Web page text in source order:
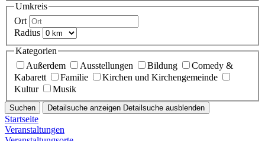
Umkreis
Ort
Radius
Kategorien
Außerdem
Ausstellungen Bildung
Comedy &
Kabarett
Familie
Kirchen und Kirchengemeinde
Kultur
Musik
Suchen Detailsuche anzeigen Detailsuche ausblenden
Startseite
Veranstaltungen